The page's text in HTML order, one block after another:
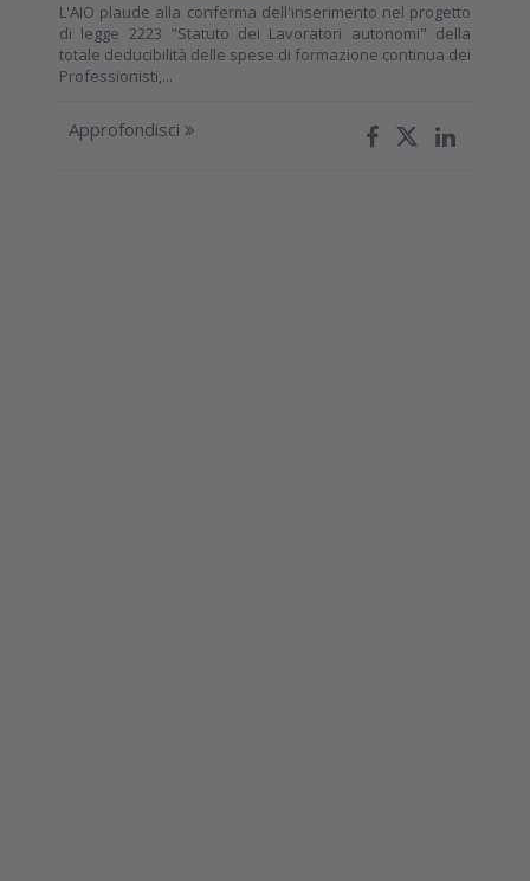
L'AIO plaude alla conferma dell'inserimento nel progetto
di legge 2223 "Statuto dei Lavoratori autonomi" della
totale deducibilità delle spese di formazione continua dei
Professionisti,...
Approfondisci